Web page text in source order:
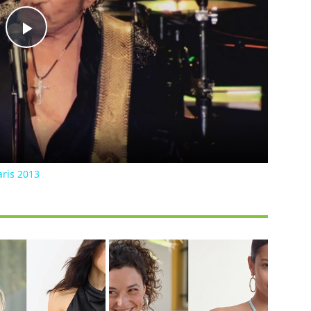
Play
Video
2013